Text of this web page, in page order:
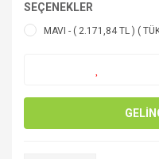
SEÇENEKLER
MAVI - ( 2.171,84 TL ) (